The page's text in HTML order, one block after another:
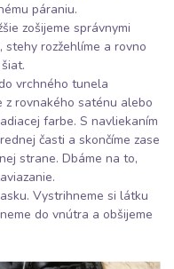
páraniu.
zošijeme správnymi
stehy rozžehlíme a rovno
vrchného tunela
z rovnakého saténu alebo
farbe. S navliekaním
časti a skončíme zase
strane. Dbáme na to,
Vystrihneme si látku
do vnútra a obšijeme